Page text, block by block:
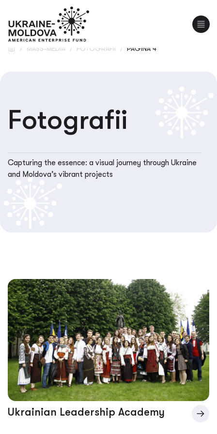
/ MASS-MEDIA / FOTOGRAFII / PAGINA 4
Fotografii
Capturing the essence: a visual journey through Ukraine
and Moldova’s vibrant projects
Ukrainian Leadership Academy